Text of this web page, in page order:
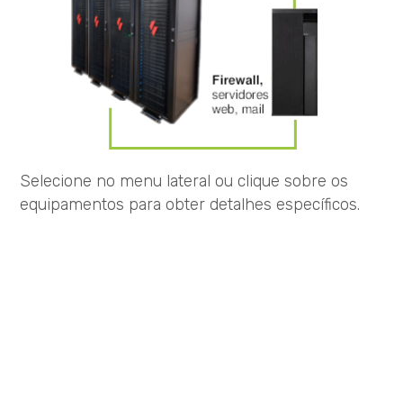
Selecione no menu lateral ou clique sobre os
equipamentos para obter detalhes específicos.